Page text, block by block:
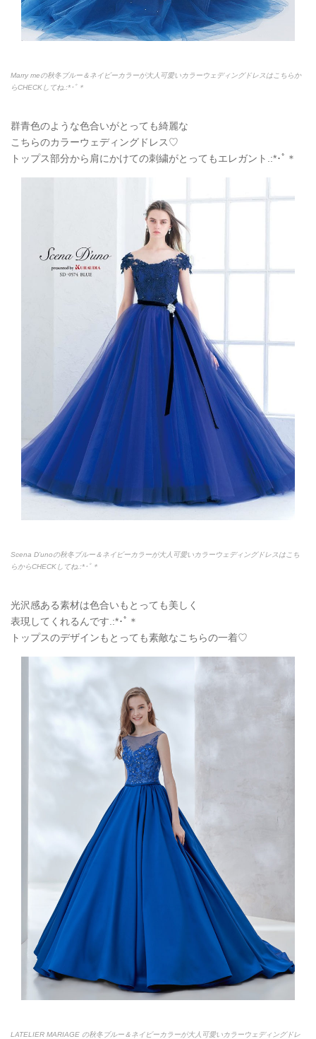
Marry meの秋冬ブルー＆ネイビーカラーが大人可愛いカラーウェディングドレスはこちらか
らCHECKしてね.:*･ﾟ＊
群青色のような色合いがとっても綺麗な
こちらのカラーウェディングドレス♡
トップス部分から肩にかけての刺繍がとってもエレガント.:*･ﾟ＊
Scena D’unoの秋冬ブルー＆ネイビーカラーが大人可愛いカラーウェディングドレスはこち
らからCHECKしてね.:*･ﾟ＊
光沢感ある素材は色合いもとっても美しく
表現してくれるんです.:*･ﾟ＊
トップスのデザインもとっても素敵なこちらの一着♡
LATELIER MARIAGE の秋冬ブルー＆ネイビーカラーが大人可愛いカラーウェディングドレ